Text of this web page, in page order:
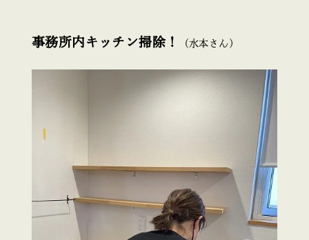
事務所内キッチン掃除！ （水本さん）